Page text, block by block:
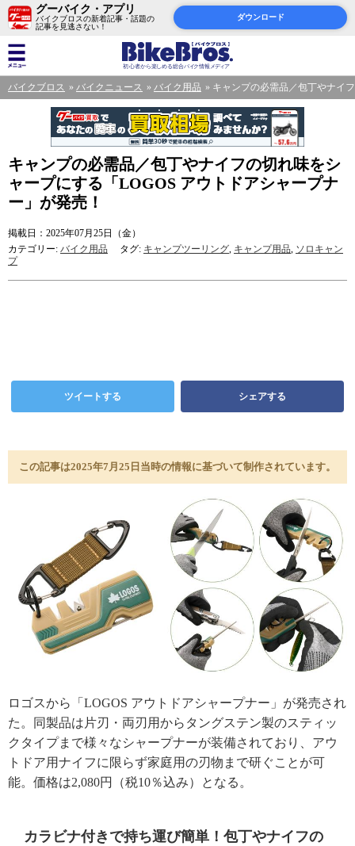
グーバイク・アプリ
バイクブロスの新着記事・話題の
記事を見逃さない！
ダウンロード
バイクブロス バイクニュース バイク用品 キャンプの必需品／包丁やナイ
キャンプの必需品／包丁やナイフの切れ味をシ
ャープにする「LOGOS アウトドアシャープナ
ー」が発売！
掲載日：2025年07月25日（金）
カテゴリー: バイク用品 タグ: キャンプツーリング, キャンプ用品, ソロキャン
プ
ツイートする シェアする
この記事は2025年7月25日当時の情報に基づいて制作されています。
ロゴスから「LOGOS アウトドアシャープナー」が発売され
た。同製品は片刃・両刃用からタングステン製のスティッ
クタイプまで様々なシャープナーが装備されており、アウ
トドア用ナイフに限らず家庭用の刃物まで研ぐことが可
能。価格は2,080円（税10％込み）となる。
カラビナ付きで持ち運び簡単！包丁やナイフの